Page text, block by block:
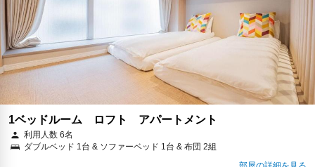
1ベッドルーム ロフト アパートメント
利用人数 6名
ダブルベッド 1台 & ソファーベッド 1台 & 布団 2組